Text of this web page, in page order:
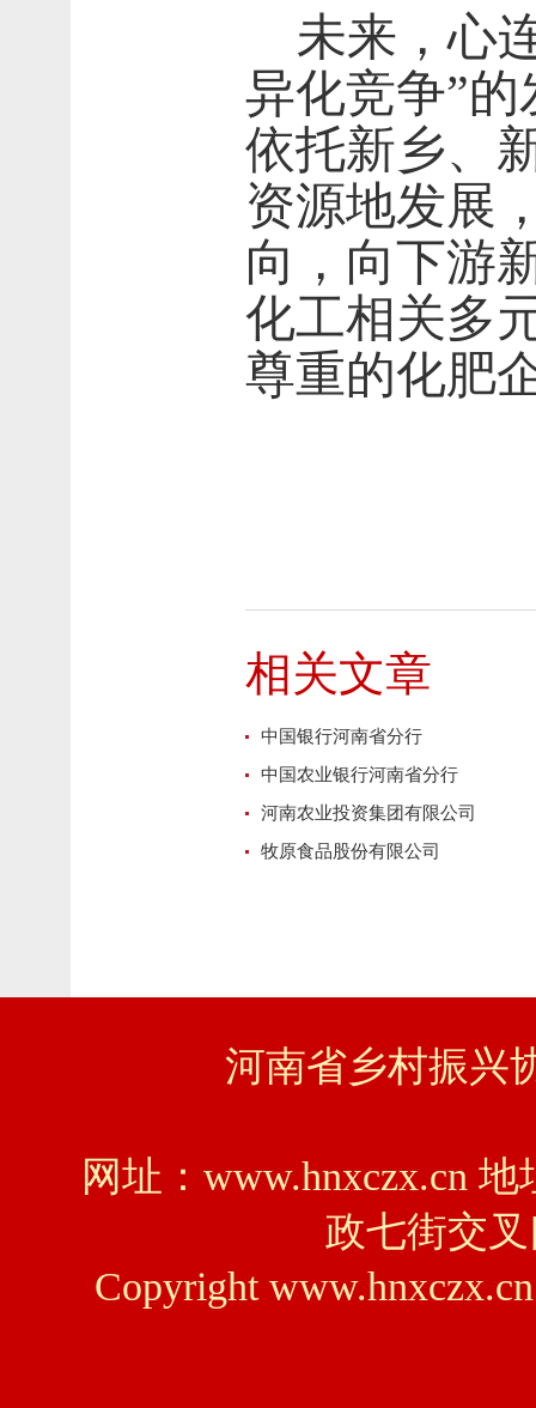
未来，心
异化竞争”
依托新乡、
资源地发展
向，向下游
化工相关多
尊重的化肥
相关文章
中国银行河南省分行
中国农业银行河南省分行
河南农业投资集团有限公司
牧原食品股份有限公司
河南省乡村振兴
网址：www.hnxczx.cn
政七街交
Copyright